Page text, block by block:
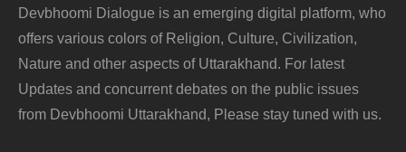
Devbhoomi Dialogue is an emerging digital platform, who
offers various colors of Religion, Culture, Civilization,
Nature and other aspects of Uttarakhand. For latest
Updates and concurrent debates on the public issues
from Devbhoomi Uttarakhand, Please stay tuned with us.